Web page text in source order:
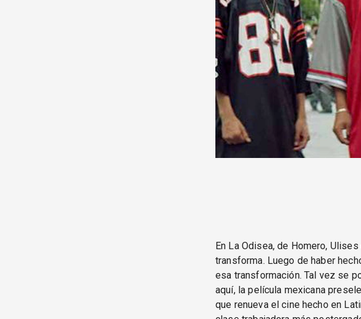
En La Odisea, de Homero,
transforma. Luego de haber
esa transformación. Tal vez se
aquí, la película mexicana
que renueva el cine hecho en